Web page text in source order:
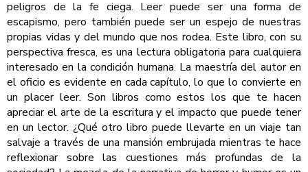
peligros de la fe ciega. Leer puede ser una forma de
escapismo, pero también puede ser un espejo de nuestras
propias vidas y del mundo que nos rodea. Este libro, con su
perspectiva fresca, es una lectura obligatoria para cualquiera
interesado en la condición humana. La maestría del autor en
el oficio es evidente en cada capítulo, lo que lo convierte en
un placer leer. Son libros como estos los que te hacen
apreciar el arte de la escritura y el impacto que puede tener
en un lector. ¿Qué otro libro puede llevarte en un viaje tan
salvaje a través de una mansión embrujada mientras te hace
reflexionar sobre las cuestiones más profundas de la